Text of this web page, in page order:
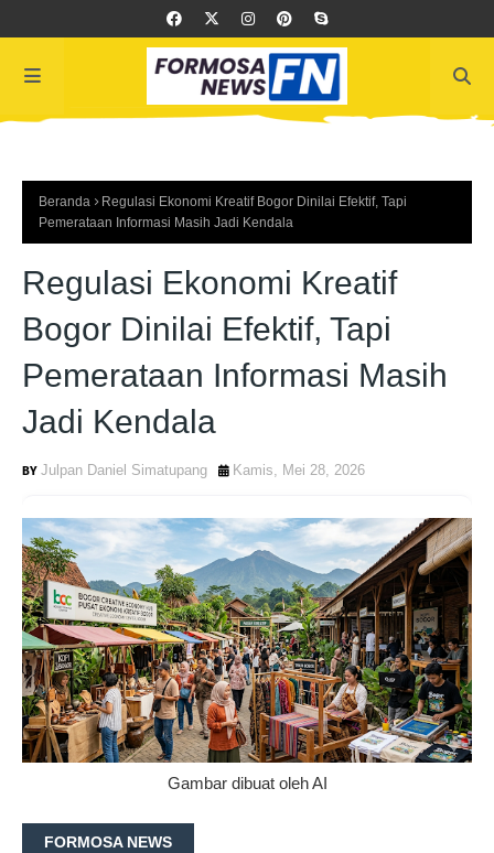
Beranda
Regulasi Ekonomi Kreatif Bogor Dinilai Efektif, Tapi
Pemerataan Informasi Masih Jadi Kendala
Regulasi Ekonomi Kreatif
Bogor Dinilai Efektif, Tapi
Pemerataan Informasi Masih
Jadi Kendala
Julpan Daniel Simatupang Kamis, Mei 28, 2026
Gambar dibuat oleh AI
FORMOSA NEWS